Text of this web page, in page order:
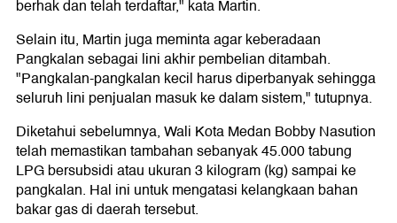
berhak dan telah terdaftar," kata Martin.
Selain itu, Martin juga meminta agar keberadaan
Pangkalan sebagai lini akhir pembelian ditambah.
"Pangkalan-pangkalan kecil harus diperbanyak sehingga
seluruh lini penjualan masuk ke dalam sistem," tutupnya.
Diketahui sebelumnya, Wali Kota Medan Bobby Nasution
telah memastikan tambahan sebanyak 45.000 tabung
LPG bersubsidi atau ukuran 3 kilogram (kg) sampai ke
pangkalan. Hal ini untuk mengatasi kelangkaan bahan
bakar gas di daerah tersebut.